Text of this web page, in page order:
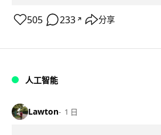
505 233 ↗ 分享
人工智能
Lawton 1 日